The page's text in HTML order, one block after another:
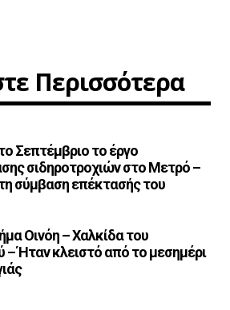
Περισσότερα
Σεπτέμβριο το έργο
σιδηροτροχιών στο Μετρό –
σύμβαση επέκτασής του
Οινόη – Χαλκίδα του
– Ήταν κλειστό από το μεσημέρι